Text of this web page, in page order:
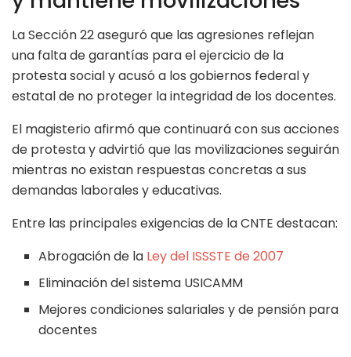
La Sección 22 aseguró que las agresiones reflejan
una falta de garantías para el ejercicio de la
protesta social y acusó a los gobiernos federal y
estatal de no proteger la integridad de los docentes.
El magisterio afirmó que continuará con sus acciones
de protesta y advirtió que las movilizaciones seguirán
mientras no existan respuestas concretas a sus
demandas laborales y educativas.
Entre las principales exigencias de la CNTE destacan:
Abrogación de la Ley del ISSSTE de 2007
Eliminación del sistema USICAMM
Mejores condiciones salariales y de pensión para
docentes